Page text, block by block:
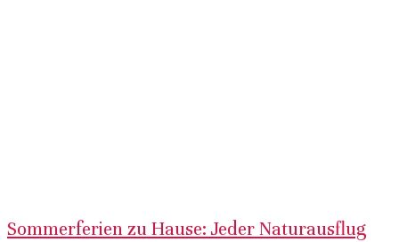
Sommerferien zu Hause: Jeder Naturausflug